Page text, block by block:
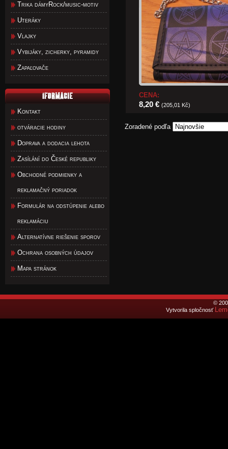
Trika dámyRock/music-motiv
Uteráky
Vlajky
Vybijáky, zicherky, pyramidy
Zapaľovače
Kontakt
otváracie hodiny
Doprava a dodacia lehota
Zasílání do České republiky
Obchodné podmienky a
reklamačný poriadok
Formulár na odstúpenie alebo
reklamáciu
Alternatívne riešenie sporov
Ochrana osobných údajov
Mapa stránok
CENA:
8,20 € (205,01 Kč)
Zoradené podľa
©
Vytvorila spločnosť